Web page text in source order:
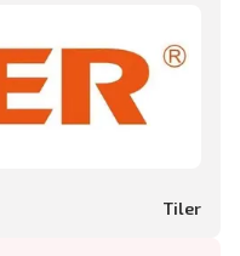
Tiler